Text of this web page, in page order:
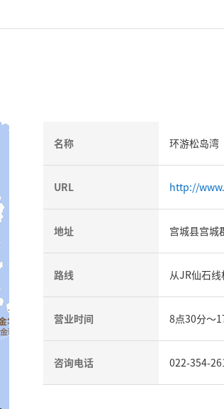
名称 环游松岛湾
URL http://
地址 宫城县宫城
路线 从JR仙石
营业时间 8点30分～
咨询电话 022-354-